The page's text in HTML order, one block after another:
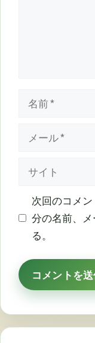
次回のコメ
分の名前、
る。